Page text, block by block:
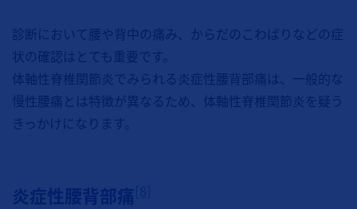
診断において腰や背中の痛み、からだのこわばりなどの症
状の確認はとても重要です。
体軸性脊椎関節炎でみられる炎症性腰背部痛は、一般的な
慢性腰痛とは特徴が異なるため、体軸性脊椎関節炎を疑う
きっかけになります。
炎症性腰背部痛[8]